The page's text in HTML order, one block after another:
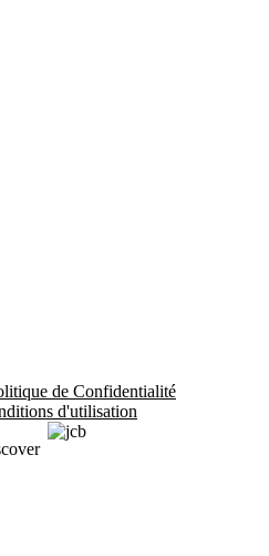
de Confidentialité
d'utilisation